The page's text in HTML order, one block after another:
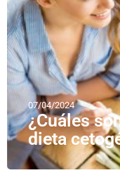
07/04/2024
¿Cuáles
dieta